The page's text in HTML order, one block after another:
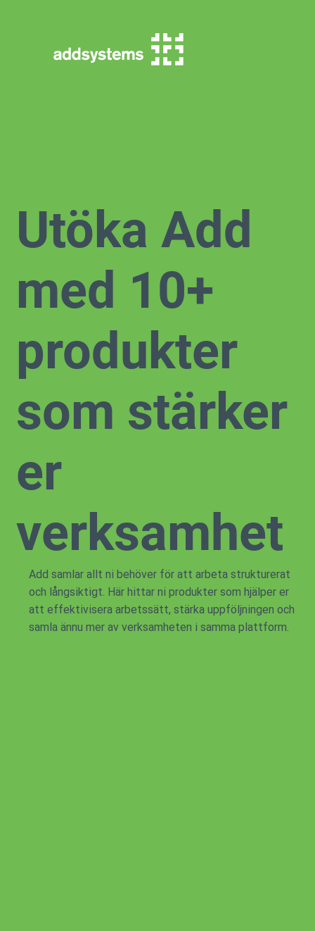
Utöka Add
med 10+
produkter
som stärker
er
verksamhet
Add samlar allt ni behöver för att arbeta strukturerat
och långsiktigt. Här hittar ni produkter som hjälper er
att effektivisera arbetssätt, stärka uppföljningen och
samla ännu mer av verksamheten i samma plattform.